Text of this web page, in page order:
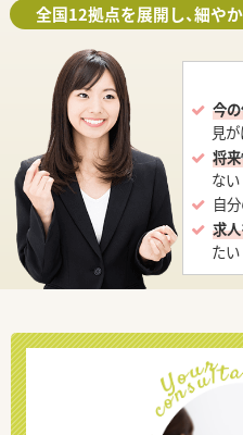
全国12拠点を展開し、細や
今
見
将
ない
自
求
たい